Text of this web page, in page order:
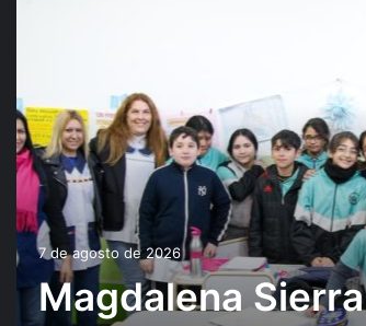
7 de agosto de 2026
Magdalena